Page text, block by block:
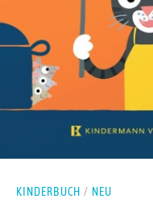
KINDERBUCH / NEU